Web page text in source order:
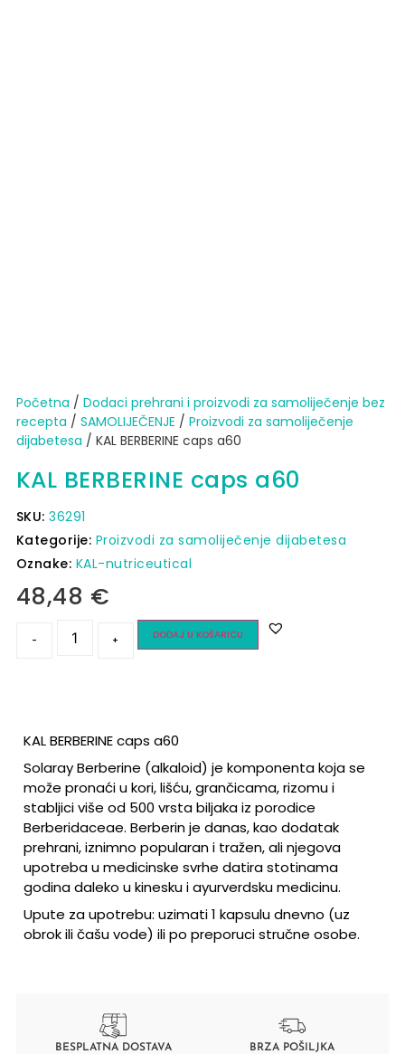
Početna / Dodaci prehrani i proizvodi za samoliječenje bez
recepta / SAMOLIJEČENJE / Proizvodi za samoliječenje
dijabetesa / KAL BERBERINE caps a60
KAL BERBERINE caps a60
SKU:36291
Kategorije: Proizvodi za samoliječenje dijabetesa
Oznake: KAL-nutriceutical
48,48 €
- + DODAJ U KOŠARICU
KAL BERBERINE caps a60
Solaray Berberine (alkaloid) je komponenta koja se
može pronaći u kori, lišću, grančicama, rizomu i
stabljici više od 500 vrsta biljaka iz porodice
Berberidaceae. Berberin je danas, kao dodatak
prehrani, iznimno popularan i tražen, ali njegova
upotreba u medicinske svrhe datira stotinama
godina daleko u kinesku i ayurverdsku medicinu.
Upute za upotrebu: uzimati 1 kapsulu dnevno (uz
obrok ili čašu vode) ili po preporuci stručne osobe.
BESPLATNA DOSTAVA BRZA POŠILJKA